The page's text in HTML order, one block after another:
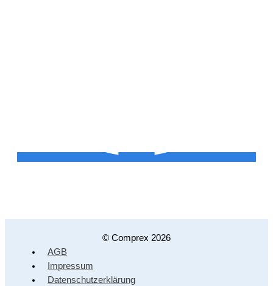
© Comprex 2026
AGB
Impressum
Datenschutzerklärung